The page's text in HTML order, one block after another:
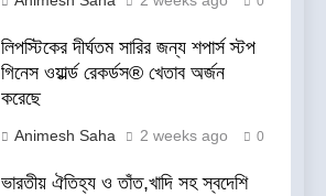
লিপস্টিকের দীর্ঘতম সারির জন্য শপার্স স্টপ
গিনেস ওয়ার্ল্ড রেকর্ডস® খেতাব অর্জন
করেছে
Animesh Saha 2 weeks ago 0
ভারতীয় ঐতিহ্য ও তাঁত,খাদি সহ স্বদেশি